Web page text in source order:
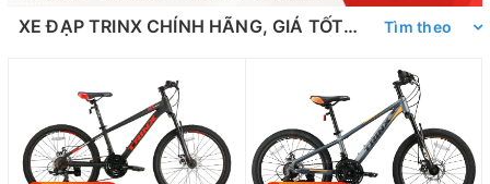
XE ĐẠP TRINX CHÍNH HÃNG, GIÁ TỐT NHẤT THỊ TRƯỜNG | BIKE2SCHOOL Tìm theo